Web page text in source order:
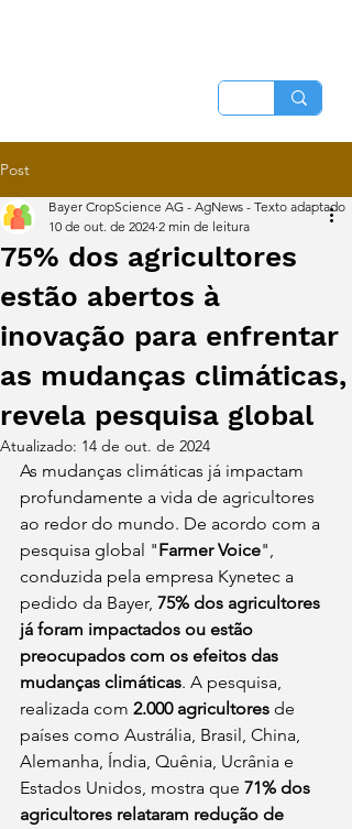
Post
75% dos agricultores
estão abertos à
inovação para enfrentar
as mudanças climáticas,
revela pesquisa global
Bayer CropScience AG - AgNews - Texto adaptado
10 de out. de 2024 2 min de leitura
Atualizado: 14 de out. de 2024
As mudanças climáticas já impactam
profundamente a vida de agricultores
ao redor do mundo. De acordo com a
pesquisa global "Farmer Voice",
conduzida pela empresa Kynetec a
pedido da Bayer, 75% dos agricultores
já foram impactados ou estão
preocupados com os efeitos das
mudanças climáticas. A pesquisa,
realizada com 2.000 agricultores de
países como Austrália, Brasil, China,
Alemanha, Índia, Quênia, Ucrânia e
Estados Unidos, mostra que 71% dos
agricultores relataram redução de